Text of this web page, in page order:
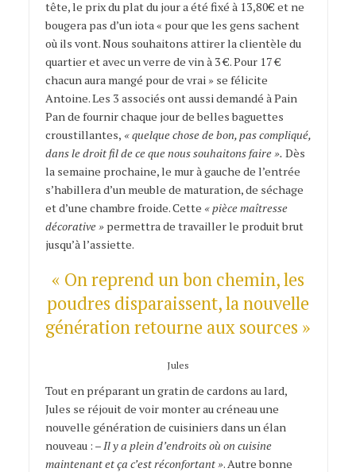
tête, le prix du plat du jour a été fixé à 13,80€ et ne
bougera pas d’un iota « pour que les gens sachent
où ils vont. Nous souhaitons attirer la clientèle du
quartier et avec un verre de vin à 3 €. Pour 17 €
chacun aura mangé pour de vrai » se félicite
Antoine. Les 3 associés ont aussi demandé à Pain
Pan de fournir chaque jour de belles baguettes
croustillantes, « quelque chose de bon, pas compliqué,
dans le droit fil de ce que nous souhaitons faire ». Dès
la semaine prochaine, le mur à gauche de l’entrée
s’habillera d’un meuble de maturation, de séchage
et d’une chambre froide. Cette « pièce maîtresse
décorative »permettra de travailler le produit brut
jusqu’à l’assiette.
« On reprend un bon chemin, les
poudres disparaissent, la nouvelle
génération retourne aux sources »
Jules
Tout en préparant un gratin de cardons au lard,
Jules se réjouit de voir monter au créneau une
nouvelle génération de cuisiniers dans un élan
nouveau : – Il y a plein d’endroits où on cuisine
maintenant et ça c’est réconfortant ». Autre bonne